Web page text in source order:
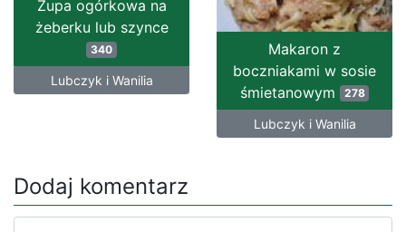
Zupa ogórkowa na
żeberku lub szynce
340
Lubczyk i Wanilia
Makaron z
boczniakami w sosie
śmietanowym
278
Lubczyk i Wanilia
Dodaj komentarz